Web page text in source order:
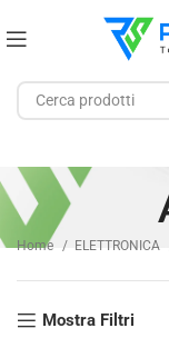
Home ELETTRONICA
Mostra Filtri